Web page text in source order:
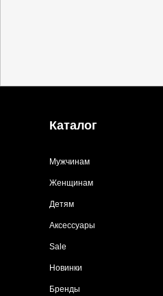
Каталог
Мужчинам
Женщинам
Детям
Аксессуары
Sale
Новинки
Бренды